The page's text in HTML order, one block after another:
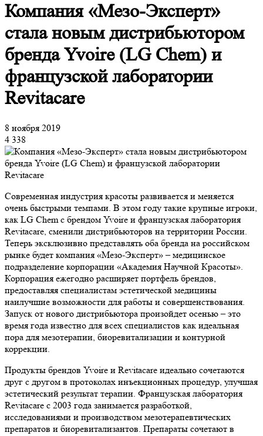
Компания «Мезо-Эксперт»
стала новым дистрибьютором
бренда Yvoire (LG Chem) и
французской лаборатории
Revitacare
8 ноября 2019
4 338
Современная индустрия красоты развивается и меняется
очень быстрыми темпами. В этом году такие крупные игроки,
как LG Chem с брендом Yvoire и французская лаборатория
Revitacare, сменили дистрибьюторов на территории России.
Теперь эксклюзивно представлять оба бренда на российском
рынке будет компания «Мезо-Эксперт» – медицинское
подразделение корпорации «Академия Научной Красоты».
Корпорация ежегодно расширяет портфель брендов,
предоставляя специалистам эстетической медицины
наилучшие возможности для работы и совершенствования.
Запуск от нового дистрибьютора произойдет осенью – это
время года известно для всех специалистов как идеальная
пора для мезотерапии, биоревитализации и контурной
коррекции.
Продукты брендов Yvoire и Revitacare идеально сочетаются
друг с другом в протоколах инъекционных процедур, улучшая
эстетический результат терапии. Французская лаборатория
Revitacare с 2003 года занимается разработкой,
исследованиями и производством мезотерапевтических
препаратов и биоревитализантов. Препараты сочетают в